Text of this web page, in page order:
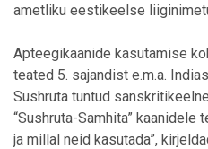
ametliku eestikeelse
Apteegikaanide kasutamise
teated 5. sajandist e.m.a.
Sushruta tuntud
“Sushruta-Samhita” kaanidele
ja millal neid kasutada”,